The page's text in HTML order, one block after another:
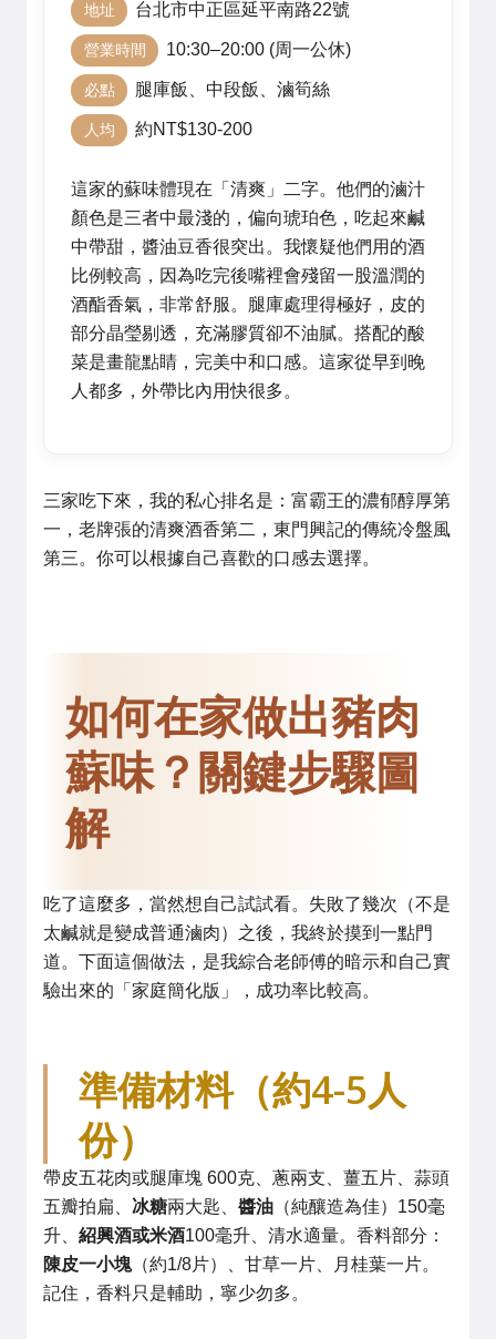
地址 台北市中正區延平南路22號
營業時間 10:30–20:00 (周一公休)
必點 腿庫飯、中段飯、滷筍絲
人均 約NT$130-200
這家的蘇味體現在「清爽」二字。他們的滷汁
顏色是三者中最淺的，偏向琥珀色，吃起來鹹
中帶甜，醬油豆香很突出。我懷疑他們用的酒
比例較高，因為吃完後嘴裡會殘留一股溫潤的
酒酯香氣，非常舒服。腿庫處理得極好，皮的
部分晶瑩剔透，充滿膠質卻不油膩。搭配的酸
菜是畫龍點睛，完美中和口感。這家從早到晚
人都多，外帶比內用快很多。
三家吃下來，我的私心排名是：富霸王的濃郁醇厚第
一，老牌張的清爽酒香第二，東門興記的傳統冷盤風
第三。你可以根據自己喜歡的口感去選擇。
如何在家做出豬肉
蘇味？關鍵步驟圖
解
吃了這麼多，當然想自己試試看。失敗了幾次（不是
太鹹就是變成普通滷肉）之後，我終於摸到一點門
道。下面這個做法，是我綜合老師傅的暗示和自己實
驗出來的「家庭簡化版」，成功率比較高。
準備材料（約4-5人
份）
帶皮五花肉或腿庫塊 600克、蔥兩支、薑五片、蒜頭
五瓣拍扁、 冰糖兩大匙、 醬油 （純釀造為佳）150毫
升、 紹興酒或米酒100毫升、清水適量。香料部分：
陳皮一小塊 （約1/8片）、甘草一片、月桂葉一片。
記住，香料只是輔助，寧少勿多。